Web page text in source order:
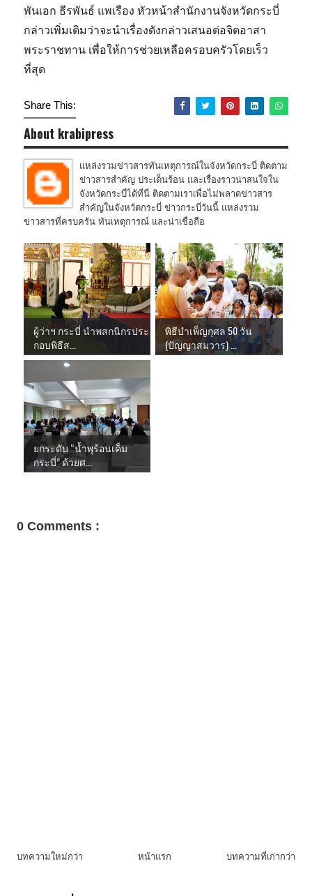
พันเอก ธีรพันธ์ แพเรือง หัวหน้าสำนักงานจังหวัดกระบี่
กล่าวเพิ่มเติมว่าจะนำเรื่องดังกล่าวเสนอต่อจิตอาสา
พระราชทาน เพื่อให้การช่วยเหลือครอบครัวโดยเร็ว
ที่สุด
Share This:
About krabipress
แหล่งรวมข่าวสารทันเหตุการณ์ในจังหวัดกระบี่ ติดตาม
ข่าวสารสำคัญ ประเด็นร้อน และเรื่องราวน่าสนใจใน
จังหวัดกระบี่ได้ที่นี่ ติดตามเราเพื่อไม่พลาดข่าวสาร
สำคัญในจังหวัดกระบี่ ข่าวกระบี่วันนี้ แหล่งรวม
ข่าวสารที่ครบครัน ทันเหตุการณ์ และน่าเชื่อถือ
ผู้ว่าฯ กระบี่ นำพสกนิกรประ
กอบพิธีส...
พิธีบำเพ็ญกุศล 50 วัน
(ปัญญาสมวาร) ...
ยกระดับ “น้ำพุร้อนเค็ม
กระบี่” ด้วยศ...
0 Comments :
บทความใหม่กว่า บทความที่เก่ากว่า
หน้าแรก